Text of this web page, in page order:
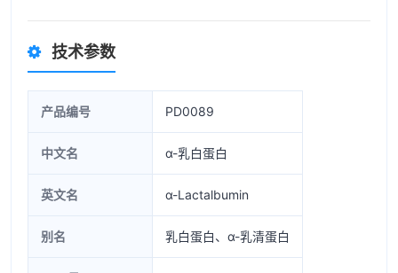
技术参数
产品编号 PD0089
中文名 α-乳白蛋白
英文名 α-Lactalbumin
别名 乳白蛋白、α-乳清蛋白